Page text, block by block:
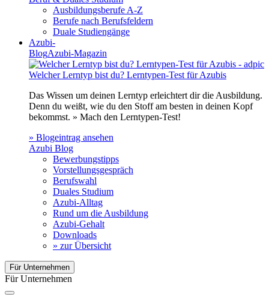
Ausbildungsberufe A-Z
Berufe nach Berufsfeldern
Duale Studiengänge
Azubi-
BlogAzubi-Magazin
Welcher Lerntyp bist du? Lerntypen-Test für Azubis
Das Wissen um deinen Lerntyp erleichtert dir die Ausbildung.
Denn du weißt, wie du den Stoff am besten in deinen Kopf
bekommst. » Mach den Lerntypen-Test!
» Blogeintrag ansehen
Azubi Blog
Bewerbungstipps
Vorstellungsgespräch
Berufswahl
Duales Studium
Azubi-Alltag
Rund um die Ausbildung
Azubi-Gehalt
Downloads
» zur Übersicht
Für Unternehmen
Für Unternehmen